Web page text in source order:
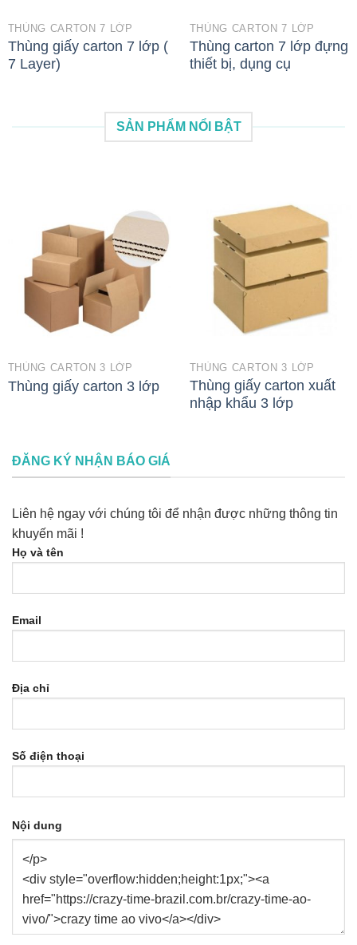
THÙNG CARTON 7 LỚP
Thùng giấy carton 7 lớp (
7 Layer)
THÙNG CARTON 7 LỚP
Thùng carton 7 lớp đựng
thiết bị, dụng cụ
SẢN PHẨM NỔI BẬT
THÙNG CARTON 3 LỚP
Thùng giấy carton 3 lớp
THÙNG CARTON 3 LỚP
Thùng giấy carton xuất
nhập khẩu 3 lớp
ĐĂNG KÝ NHẬN BÁO GIÁ
Liên hệ ngay với chúng tôi để nhận được những thông tin
khuyến mãi !
Họ và tên
Email
Địa chỉ
Số điện thoại
Nội dung